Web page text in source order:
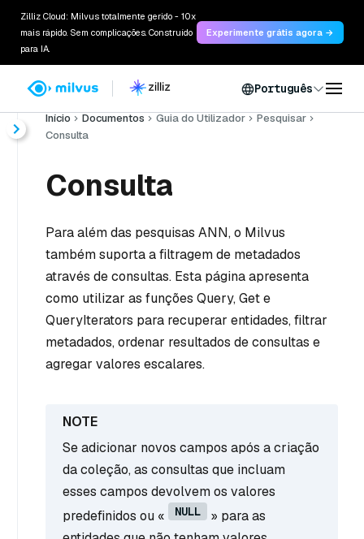
Zilliz Cloud: Milvus totalmente gerido - 10x
mais rápido. Sem complicações. Construído
para IA.
Experimente grátis agora →
Português
Início Documentos Guia do Utilizador
Pesquisar
Consulta
Consulta
Para além das pesquisas ANN, o Milvus
também suporta a filtragem de metadados
através de consultas. Esta página apresenta
como utilizar as funções Query, Get e
QueryIterators para recuperar entidades, filtrar
metadados, ordenar resultados de consultas e
agregar valores escalares.
Se adicionar novos campos após a criação
da coleção, as consultas que incluam
esses campos devolvem os valores
predefinidos ou «
NULL
» para as